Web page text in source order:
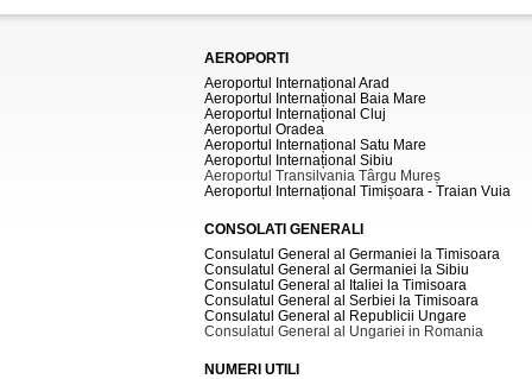
AEROPORTI
Aeroportul Internațional Arad
Aeroportul Internațional Baia Mare
Aeroportul Internațional Cluj
Aeroportul Oradea
Aeroportul Internațional Satu Mare
Aeroportul Internațional Sibiu
Aeroportul Transilvania Târgu Mureș
Aeroportul Internațional Timișoara - Traian Vuia
CONSOLATI GENERALI
Consulatul General al Germaniei la Timisoara
Consulatul General al Germaniei la Sibiu
Consulatul General al Italiei la Timisoara
Consulatul General al Serbiei la Timisoara
Consulatul General al Republicii Ungare
Consulatul General al Ungariei in Romania
NUMERI UTILI